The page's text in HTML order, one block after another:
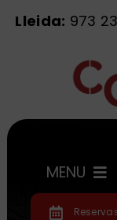
Saltar
Lleida: 973
MENU